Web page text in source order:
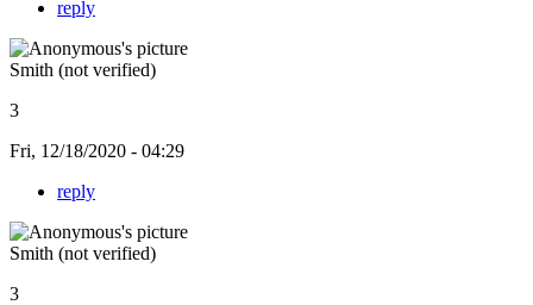
reply
Smith (not verified)
3
Fri, 12/18/2020 - 04:29
reply
Smith (not verified)
3